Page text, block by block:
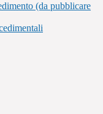
(da pubblicare